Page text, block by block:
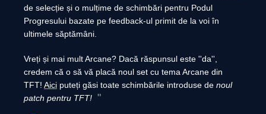
de selecție și o mulțime de schimbări pentru Podul
Progresului bazate pe feedback-ul primit de la voi în
ultimele săptămâni.
Vreți și mai mult Arcane? Dacă răspunsul este ''da'',
credem că o să vă placă noul set cu tema Arcane din
TFT! Aici puteți găsi toate schimbările introduse de noul
patch pentru TFT!